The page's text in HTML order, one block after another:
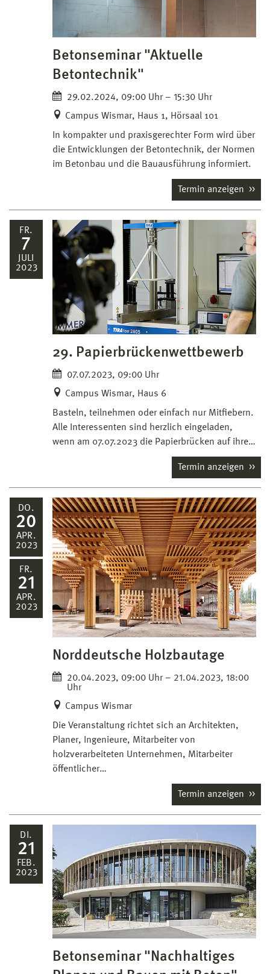
Betonseminar "Aktuelle
Betontechnik"
29.02.2024, 09:00 Uhr – 15:30 Uhr
Campus Wismar, Haus 1, Hörsaal 101
In kompakter und praxisgerechter Form wird über
die Entwicklungen der Betontechnik, der Normen
im Betonbau und die Bauausführung informiert.
Termin anzeigen
FR.
7
JULI
2023
29. Papierbrückenwettbewerb
07.07.2023, 09:00 Uhr
Campus Wismar, Haus 6
Basteln, teilnehmen oder einfach nur Mitfiebern.
Alle Interessenten sind herzlich eingeladen,
wenn am 07.07.2023 die Papierbrücken auf ihre…
Termin anzeigen
DO.
20
APR.
2023
FR.
21
APR.
2023
Norddeutsche Holzbautage
20.04.2023, 09:00 Uhr – 21.04.2023, 18:00
Uhr
Campus Wismar
Die Veranstaltung richtet sich an Architekten,
Planer, Ingenieure, Mitarbeiter von
holzverarbeiteten Unternehmen, Mitarbeiter
öffentlicher…
Termin anzeigen
DI.
21
FEB.
2023
Betonseminar "Nachhaltiges